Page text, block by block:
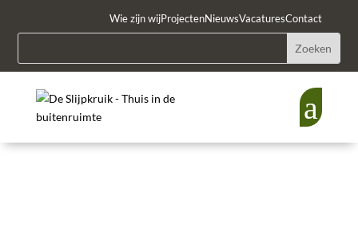
Wie zijn wijProjectenNieuwsVacaturesContact
a